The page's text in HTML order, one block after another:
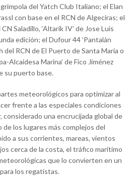
del Yatch Club Italiano; el Elan
con base en el RCN de Algeciras; el
Saladillo, ‘Altarik IV’ de Jose Luis
edición; el Dufour 44 ‘Pantalán
del RCN de El Puerto de Santa María o
Alcaidesa Marina’ de Fico Jiménez
su puerto base.
meteorológicos para optimizar al
frente a las especiales condiciones
considerado una encrucijada global de
los lugares más complejos del
a sus corrientes, mareas, vientos
cerca de la costa, el tráfico marítimo
que lo convierten en un
los regatistas.